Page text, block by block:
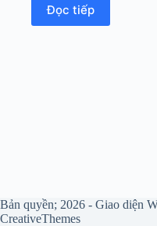
Đọc tiếp
Bản quyền; 2026 - Giao diện
CreativeThemes